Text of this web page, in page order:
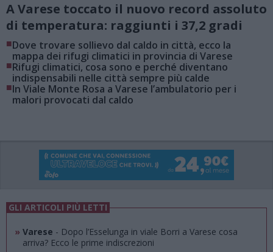
A Varese toccato il nuovo record assoluto
di temperatura: raggiunti i 37,2 gradi
■Dove trovare sollievo dal caldo in città, ecco la
mappa dei rifugi climatici in provincia di Varese
■Rifugi climatici, cosa sono e perché diventano
indispensabili nelle città sempre più calde
■In Viale Monte Rosa a Varese l’ambulatorio per i
malori provocati dal caldo
GLI ARTICOLI PIÙ LETTI
» Varese - Dopo l’Esselunga in viale Borri a Varese cosa
arriva? Ecco le prime indiscrezioni